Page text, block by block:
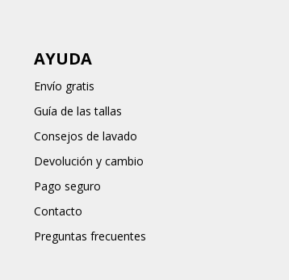
AYUDA
Envío gratis
Guía de las tallas
Consejos de lavado
Devolución y cambio
Pago seguro
Contacto
Preguntas frecuentes